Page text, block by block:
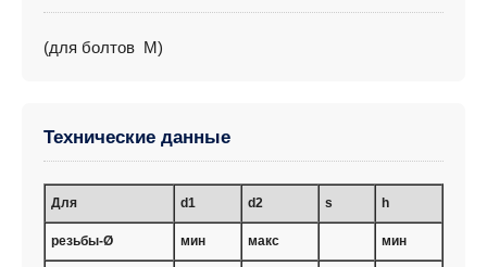
(для болтов M)
Технические данные
Для d1 d2 s h
резьбы-Ø мин макс мин